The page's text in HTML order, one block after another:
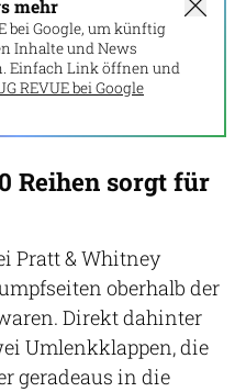
mehr
bei Google, um künftig
Inhalte und News
Einfach Link öffnen und
REVUE bei Google
Reihen sorgt für
Pratt & Whitney
oberhalb der
Direkt dahinter
Umlenkklappen, die
geradeaus in die